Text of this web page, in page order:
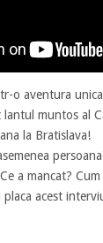
o aventura
muntos al
la Bratislava!
a mancat?
acest